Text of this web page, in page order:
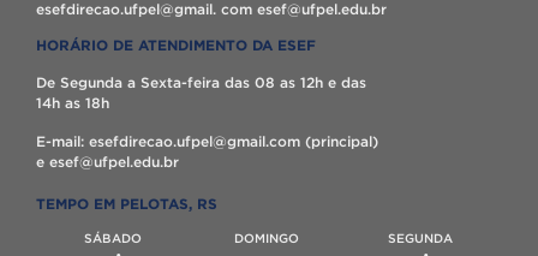
esefdirecao.ufpel@gmail. com esef@ufpel.edu.br
HORÁRIO DE ATENDIMENTO DA ESEF
De Segunda a Sexta-feira das 08 as 12h e das
14h as 18h
E-mail: esefdirecao.ufpel@gmail.com (principal)
e esef@ufpel.edu.br
TEMPO EM PELOTAS, RS
SÁBADO DOMINGO SEGUNDA